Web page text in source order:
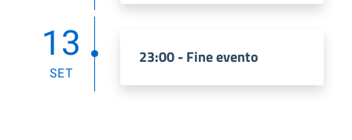
13
SET
23:00 - Fine evento